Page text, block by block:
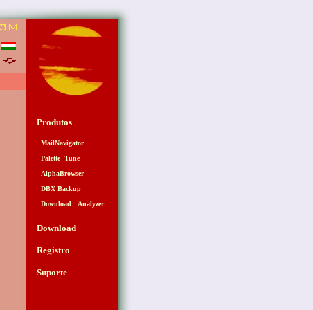
Produtos
MailNavigator
Palette Tune
AlphaBrowser
DBX Backup
Download Analyzer
Download
Registro
Suporte